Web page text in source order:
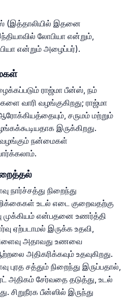
(இத்தாலியில் இதனை
லோபியா என்றும்,
என்றும் அழைப்பர்).
ராஜ்மா பீன்ஸ், நம்
வாரி வழங்குகிறது; ராஜ்மா
சருமம் மற்றும்
இருக்கிறது.
வழங்கும் நன்மைகள்
நார்ச்சத்து நிறைந்து
உடல் எடை குறைவதற்கு
முக்கியம் என்பதனை உணர்த்தி
ஏற்படாமல் இருக்க உதவி,
அதாவது உணவை
அதிகரிக்கவும் உதவுகிறது.
புரத சத்தும் நிறைந்து இருப்பதால்,
அதிகம் சேர்வதை தடுத்து, உடல்
சிறுநீரக பீன்ஸில் இருந்து